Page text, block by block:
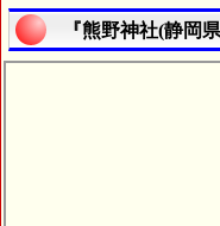
『熊野神社(静岡